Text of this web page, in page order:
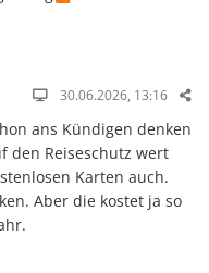
30.06.2026, 13:16
ans Kündigen denken
den Reiseschutz wert
Karten auch.
Aber die kostet ja so